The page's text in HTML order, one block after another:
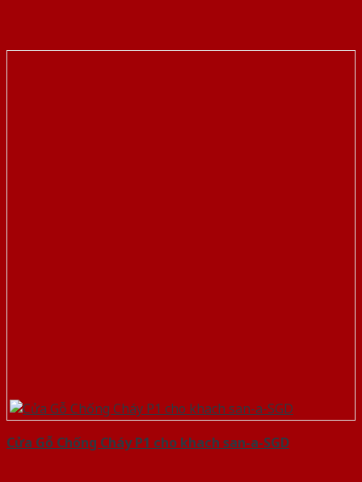
Cửa Gỗ Chống Cháy P1 cho khach san-a-SGD